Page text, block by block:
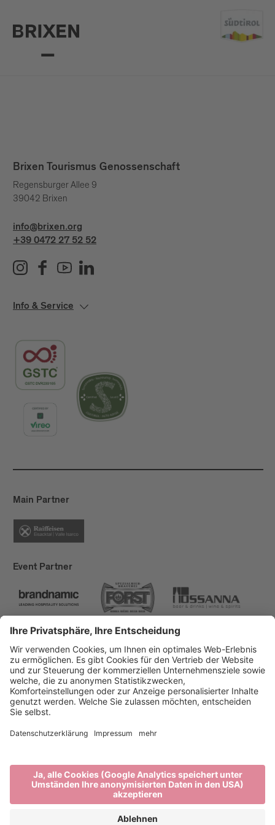
Brixen Tourismus Genossenschaft
Regensburger Allee 9
39042 Brixen
info@brixen.org
+39 0472 27 52 52
Info & Service
Main Partner
Event Partner
Brixen Tourismus
Privacy
Impressum
Förderungen
produced by